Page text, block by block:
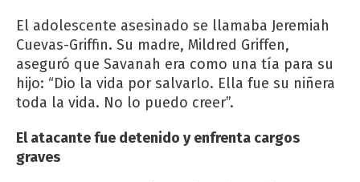
El adolescente asesinado se llamaba Jeremiah
Cuevas-Griffin. Su madre, Mildred Griffen,
aseguró que Savanah era como una tía para su
hijo: “Dio la vida por salvarlo. Ella fue su niñera
toda la vida. No lo puedo creer”.
El atacante fue detenido y enfrenta cargos
graves